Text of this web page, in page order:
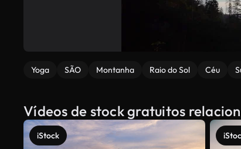
Yoga SÃO Montanha Raio do Sol Céu
Vídeos de stock gratuitos
iStock